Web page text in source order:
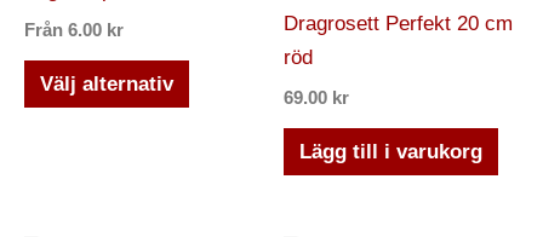
Från 6.00 kr
Välj alternativ
varianter.
Dragrosett Perfekt 20 cm
röd
69.00 kr
Lägg till i varukorg